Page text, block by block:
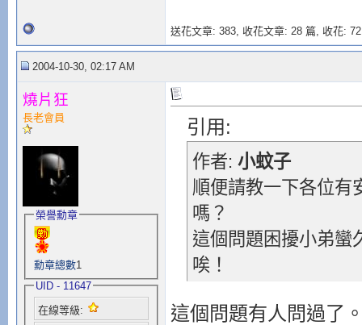
送花文章: 383, 收花文章: 28 篇, 收花:
2004-10-30, 02:17 AM
燒片狂
長老會員
榮譽勳章
勳章總數1
UID - 11647
在線等級:
引用:
作者: 小蚊子
順便請教一下各位有
嗎？
這個問題困擾小弟蠻
唉！
這個問題有人問過了